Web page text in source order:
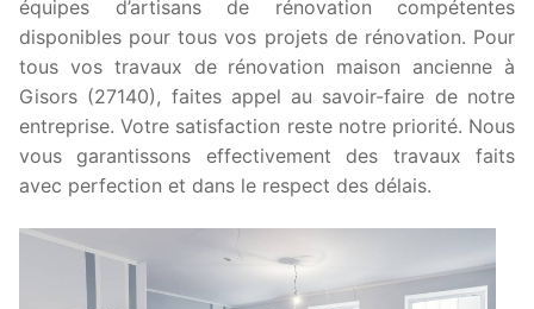
équipes d’artisans de rénovation compétentes
disponibles pour tous vos projets de rénovation. Pour
tous vos travaux de rénovation maison ancienne à
Gisors (27140), faites appel au savoir-faire de notre
entreprise. Votre satisfaction reste notre priorité. Nous
vous garantissons effectivement des travaux faits
avec perfection et dans le respect des délais.